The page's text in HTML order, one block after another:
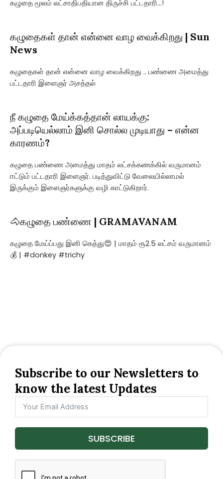
கழுதை மூலம் லட்சாதிபதியான திருச்சி பட்டதாரி...!
கழுதைகள் தான் என்னை வாழ வைக்கிறது | Sun
News
கழுதைகள் தான் என்னை வாழ வைக்கிறது .. பண்ணை அமைத்து
பட்டதாரி இளைஞர் அசத்தல்
நீ கழுதை மேய்க்கத்தான் லாயக்கு:
அப்படியெல்லாம் இனி சொல்ல முடியாது – என்ன
காரணம்?
கழுதை பண்ணை அமைத்து மாதம் லட்சக்கணக்கில் வருமானம்
ஈட்டும் பட்டதாரி இளைஞர். படித்துவிட்டு வேலையில்லாமல்
இருக்கும் இளைஞர்களுக்கு வழி காட்டுகிறார்.
🐴கழுதை பண்ணை | GRAMAVANAM
கழுதை மேய்ப்பது இனி கெத்து😍 | மாதம் ரூ2.5 லட்சம் வருமானம்
💰 | #donkey #trichy
Subscribe to our Newsletters to
know the latest Updates
SUBSCRIBE